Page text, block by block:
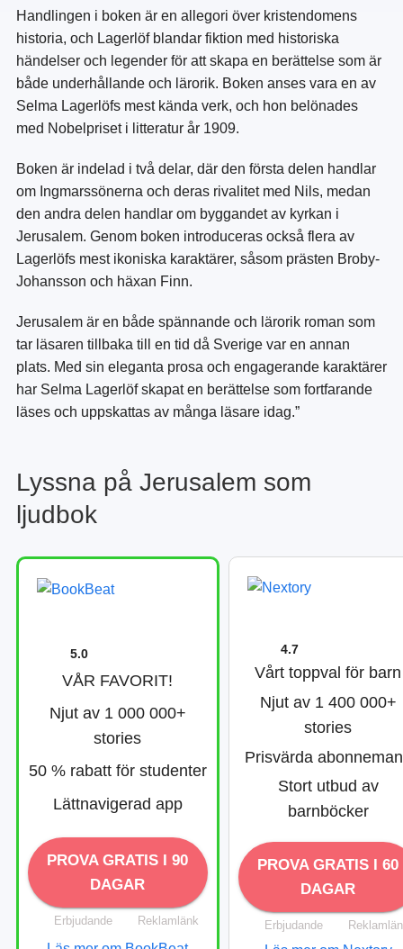
Handlingen i boken är en allegori över kristendomens
historia, och Lagerlöf blandar fiktion med historiska
händelser och legender för att skapa en berättelse som är
både underhållande och lärorik. Boken anses vara en av
Selma Lagerlöfs mest kända verk, och hon belönades
med Nobelpriset i litteratur år 1909.
Boken är indelad i två delar, där den första delen handlar
om Ingmarssönerna och deras rivalitet med Nils, medan
den andra delen handlar om byggandet av kyrkan i
Jerusalem. Genom boken introduceras också flera av
Lagerlöfs mest ikoniska karaktärer, såsom prästen Broby-
Johansson och häxan Finn.
Jerusalem är en både spännande och lärorik roman som
tar läsaren tillbaka till en tid då Sverige var en annan
plats. Med sin eleganta prosa och engagerande karaktärer
har Selma Lagerlöf skapat en berättelse som fortfarande
läses och uppskattas av många läsare idag.”
Lyssna på Jerusalem som
ljudbok
4.7
Vårt toppval för barn
Njut av 1 400 000+
stories
Prisvärda
Stort utbud av
barnböcker
PROVA GRATIS I 60
DAGAR
Erbjudande
5.0
VÅR FAVORIT!
Njut av 1 000 000+
stories
50 % rabatt för studenter
Lättnavigerad app
PROVA GRATIS I 90
DAGAR
Erbjudande Reklamlänk